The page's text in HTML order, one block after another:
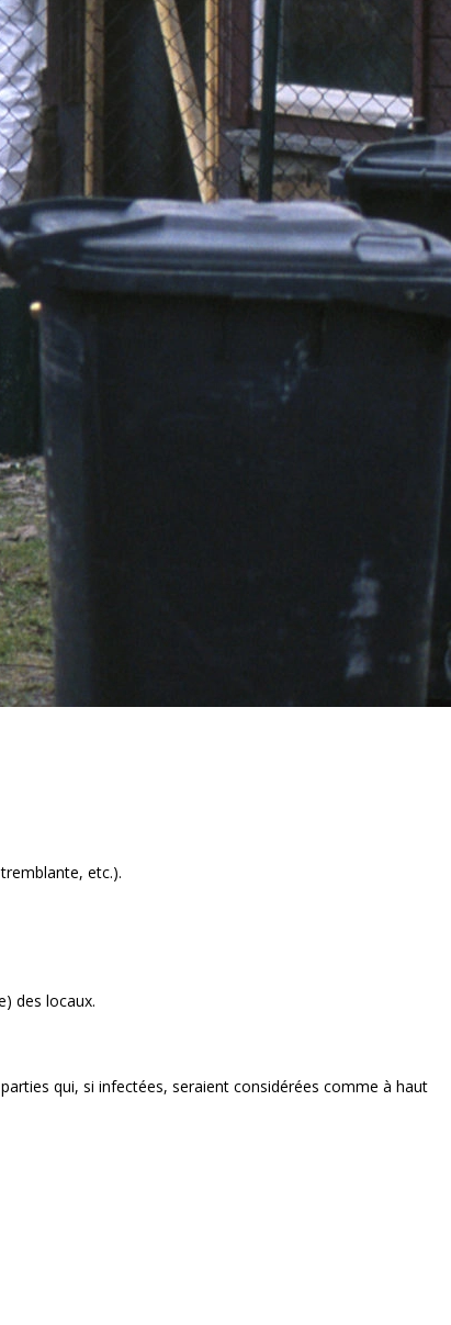
etc.).
des locaux.
qui, si infectées, seraient considérées comme à haut